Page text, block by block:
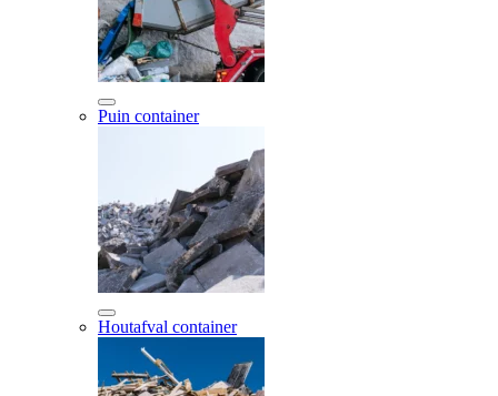
Puin container
Houtafval container